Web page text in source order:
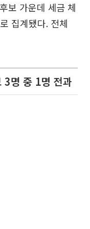
보 가운데 세금 체
집계됐다. 전체
명 중 1명 전과